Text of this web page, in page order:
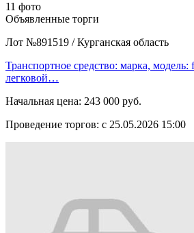
11 фото
Объявленные торги
Лот №891519 / Курганская область
Транспортное средство: марка, модель:
легковой…
Начальная цена: 243 000 руб.
Проведение торгов: с 25.05.2026 15:00